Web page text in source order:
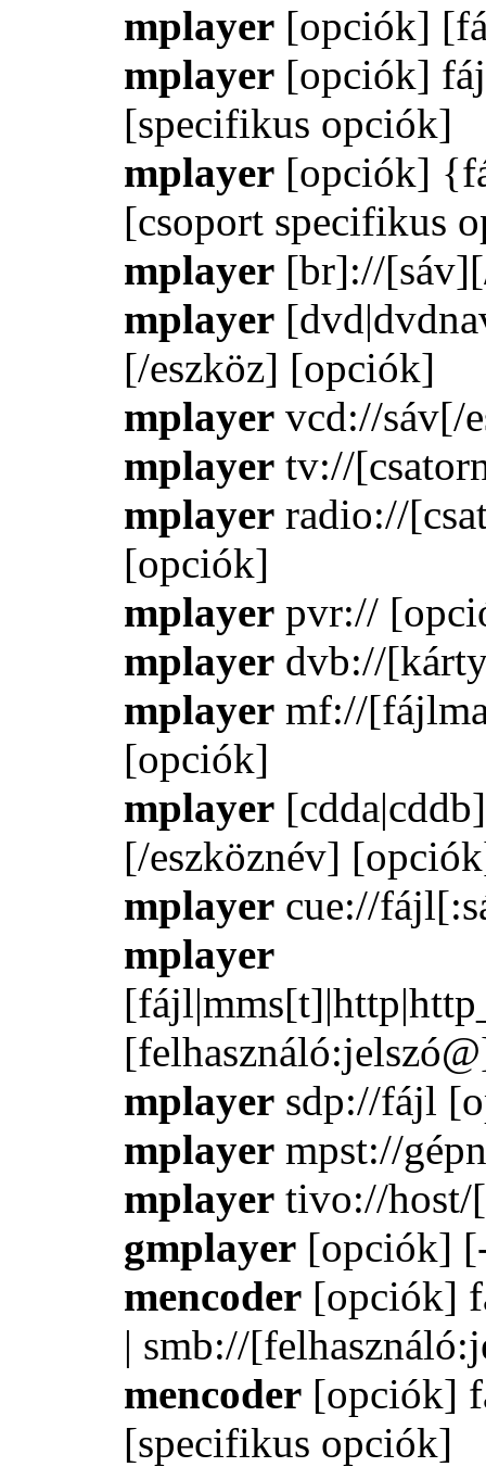
mplayer [opciók]
mplayer [opciók]
[specifikus opciók]
mplayer [opciók]
[csoport specifikus
mplayer [br]://
mplayer
[/eszköz] [opciók]
mplayer vcd://sáv[/
mplayer tv://
mplayer radio://
[opciók]
mplayer pvr://
mplayer dvb://
mplayer mf://
[opciók]
mplayer
[/eszköznév]
mplayer cue://
mplayer
mplayer sdp://fájl
mplayer mpst://
mplayer tivo://
gmplayer [opciók]
mencoder [opciók]
| smb://
mencoder [opciók]
[specifikus opciók]